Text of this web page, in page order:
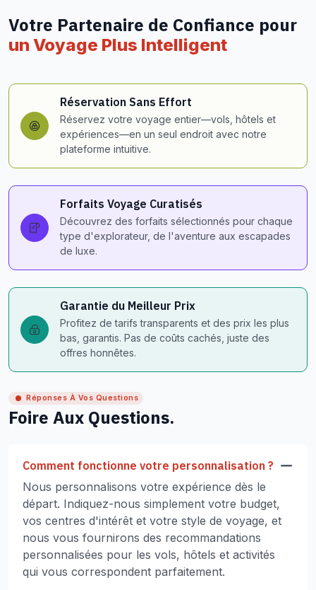
Votre Partenaire de Confiance pour
un Voyage Plus Intelligent
Réservation Sans Effort
Réservez votre voyage entier—vols, hôtels et
expériences—en un seul endroit avec notre
plateforme intuitive.
Forfaits Voyage Curatisés
Découvrez des forfaits sélectionnés pour chaque
type d'explorateur, de l'aventure aux escapades
de luxe.
Garantie du Meilleur Prix
Profitez de tarifs transparents et des prix les plus
bas, garantis. Pas de coûts cachés, juste des
offres honnêtes.
Réponses À Vos Questions
Foire Aux Questions.
Comment fonctionne votre personnalisation ?
Nous personnalisons votre expérience dès le
départ. Indiquez-nous simplement votre budget,
vos centres d'intérêt et votre style de voyage, et
nous vous fournirons des recommandations
personnalisées pour les vols, hôtels et activités
qui vous correspondent parfaitement.